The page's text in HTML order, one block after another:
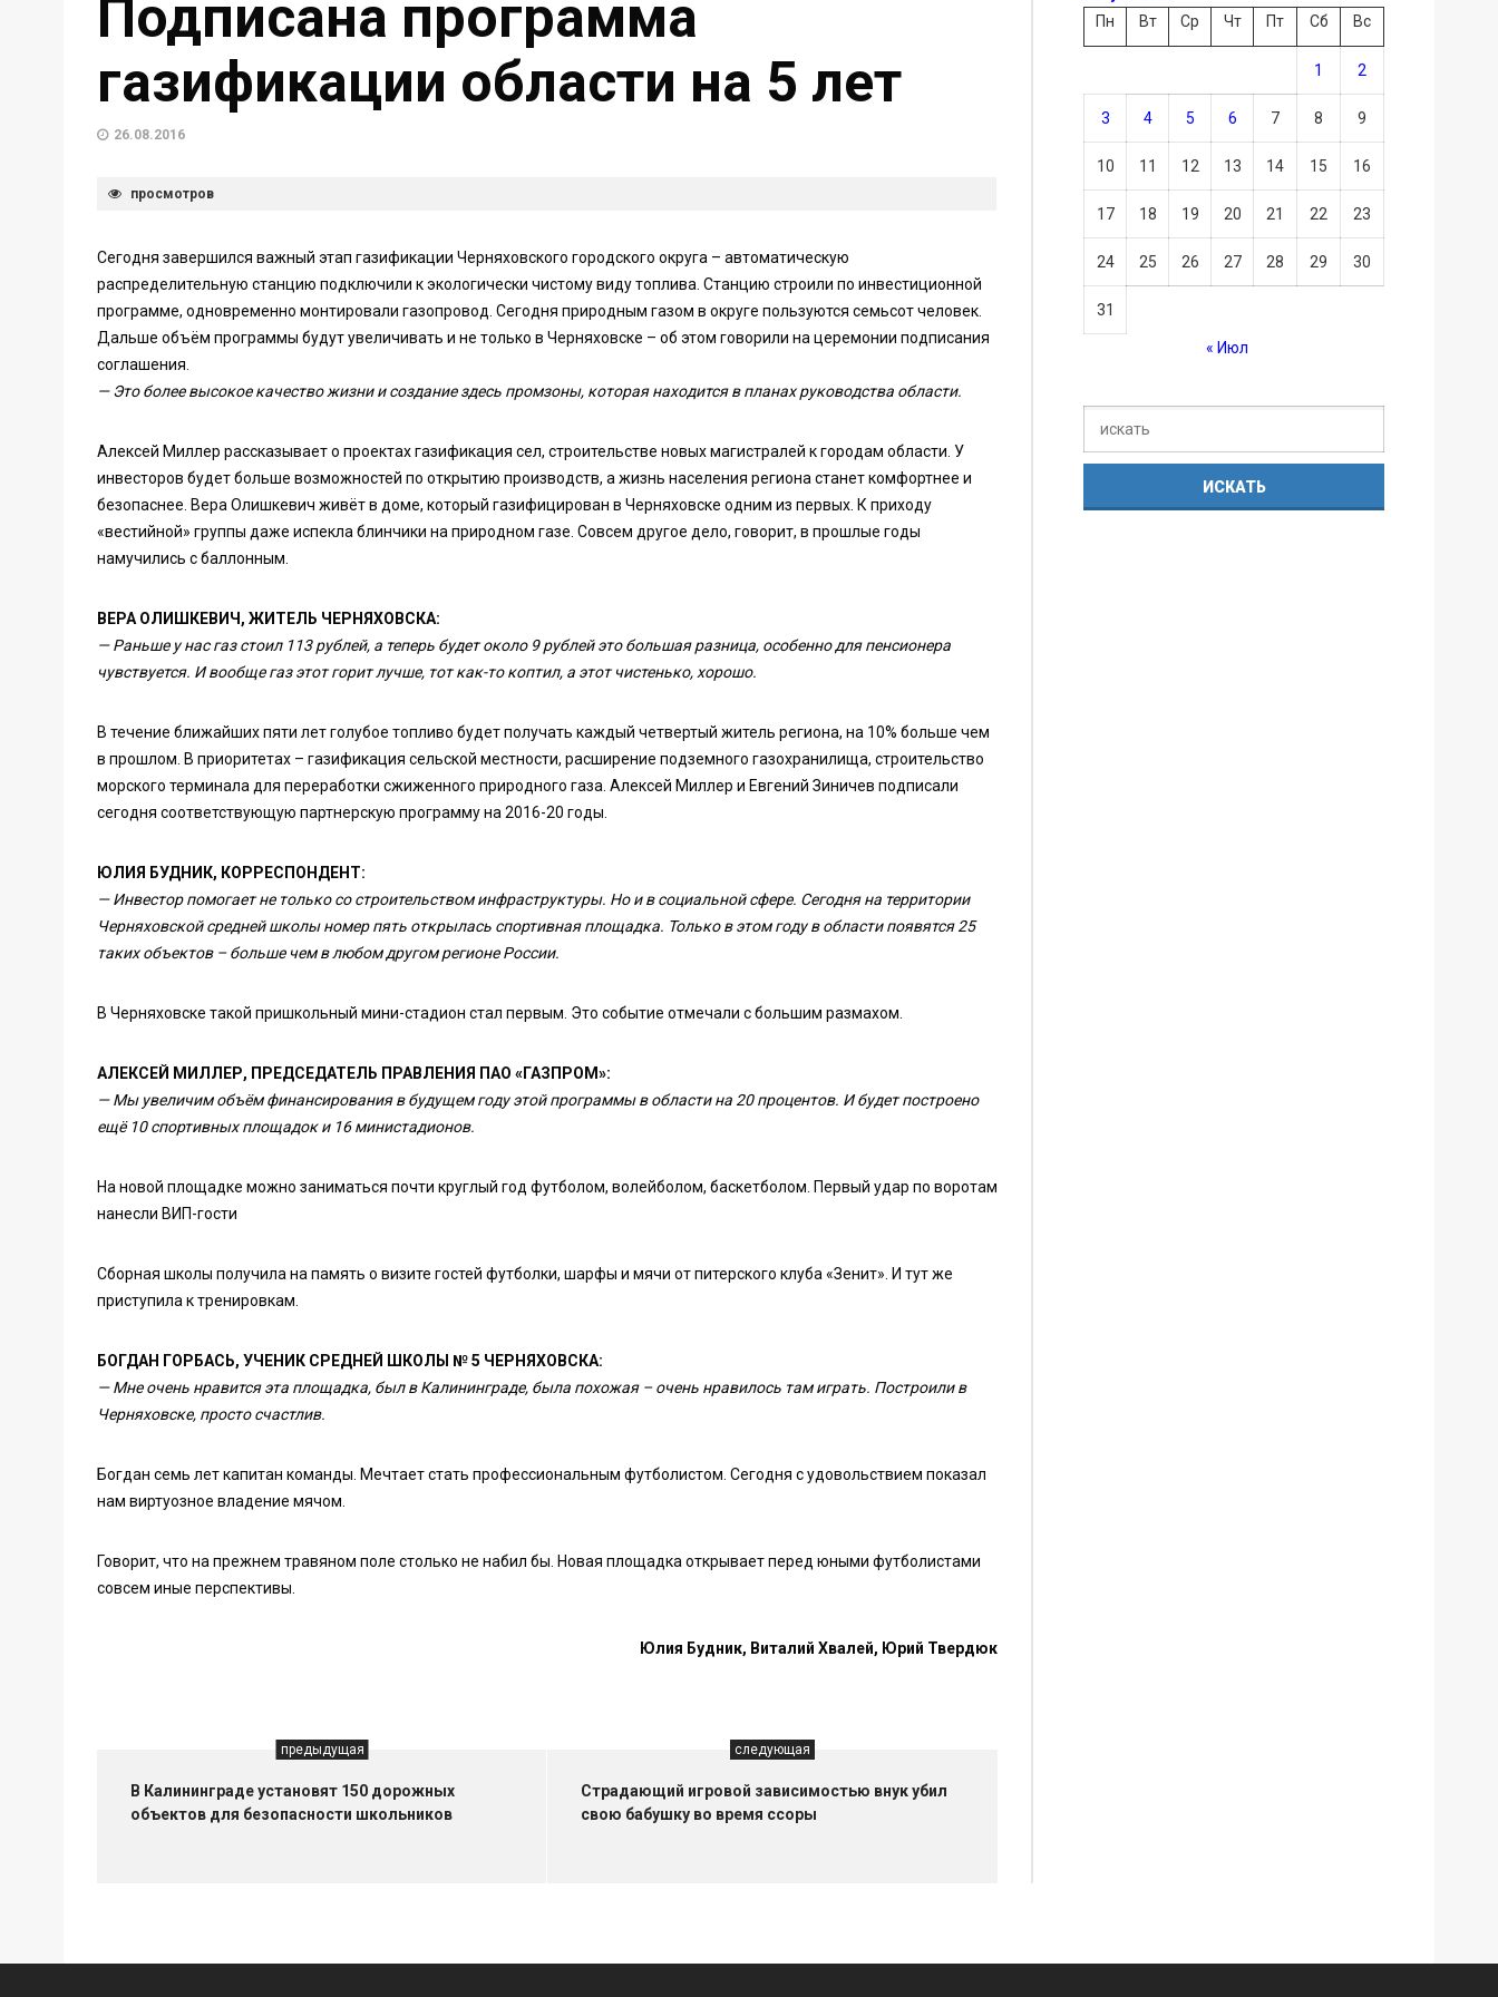
Подписана программа
газификации области на 5 лет
26.08.2016
просмотров
Сегодня завершился важный этап газификации Черняховского городского округа – автоматическую
распределительную станцию подключили к экологически чистому виду топлива. Станцию строили по инвестиционной
программе, одновременно монтировали газопровод. Сегодня природным газом в округе пользуются семьсот человек.
Дальше объём программы будут увеличивать и не только в Черняховске – об этом говорили на церемонии подписания
соглашения.
— Это более высокое качество жизни и создание здесь промзоны, которая находится в планах руководства области.
Алексей Миллер рассказывает о проектах газификация сел, строительстве новых магистралей к городам области. У
инвесторов будет больше возможностей по открытию производств, а жизнь населения региона станет комфортнее и
безопаснее. Вера Олишкевич живёт в доме, который газифицирован в Черняховске одним из первых. К приходу
«вестийной» группы даже испекла блинчики на природном газе. Совсем другое дело, говорит, в прошлые годы
намучились с баллонным.
ВЕРА ОЛИШКЕВИЧ, ЖИТЕЛЬ ЧЕРНЯХОВСКА:
— Раньше у нас газ стоил 113 рублей, а теперь будет около 9 рублей это большая разница, особенно для пенсионера
чувствуется. И вообще газ этот горит лучше, тот как-то коптил, а этот чистенько, хорошо.
В течение ближайших пяти лет голубое топливо будет получать каждый четвертый житель региона, на 10% больше чем
в прошлом. В приоритетах – газификация сельской местности, расширение подземного газохранилища, строительство
морского терминала для переработки сжиженного природного газа. Алексей Миллер и Евгений Зиничев подписали
сегодня соответствующую партнерскую программу на 2016-20 годы.
ЮЛИЯ БУДНИК, КОРРЕСПОНДЕНТ:
— Инвестор помогает не только со строительством инфраструктуры. Но и в социальной сфере. Сегодня на территории
Черняховской средней школы номер пять открылась спортивная площадка. Только в этом году в области появятся 25
таких объектов – больше чем в любом другом регионе России.
В Черняховске такой пришкольный мини-стадион стал первым. Это событие отмечали с большим размахом.
АЛЕКСЕЙ МИЛЛЕР, ПРЕДСЕДАТЕЛЬ ПРАВЛЕНИЯ ПАО «ГАЗПРОМ»:
— Мы увеличим объём финансирования в будущем году этой программы в области на 20 процентов. И будет построено
ещё 10 спортивных площадок и 16 министадионов.
На новой площадке можно заниматься почти круглый год футболом, волейболом, баскетболом. Первый удар по воротам
нанесли ВИП-гости
Сборная школы получила на память о визите гостей футболки, шарфы и мячи от питерского клуба «Зенит». И тут же
приступила к тренировкам.
БОГДАН ГОРБАСЬ, УЧЕНИК СРЕДНЕЙ ШКОЛЫ № 5 ЧЕРНЯХОВСКА:
— Мне очень нравится эта площадка, был в Калининграде, была похожая – очень нравилось там играть. Построили в
Черняховске, просто счастлив.
Богдан семь лет капитан команды. Мечтает стать профессиональным футболистом. Сегодня с удовольствием показал
нам виртуозное владение мячом.
Говорит, что на прежнем травяном поле столько не набил бы. Новая площадка открывает перед юными футболистами
совсем иные перспективы.
Юлия Будник, Виталий Хвалей, Юрий Твердюк
предыдущая
В Калининграде установят 150 дорожных
объектов для безопасности школьников
следующая
Страдающий игровой зависимостью внук убил
свою бабушку во время ссоры
Пн
Вт Ср Чт Пт Сб Вс
1 2
3 4 5 6 7 8 9
10 11 12 13 14 15 16
17 18 19 20 21 22 23
24 25 26 27 28 29 30
31
« Июл